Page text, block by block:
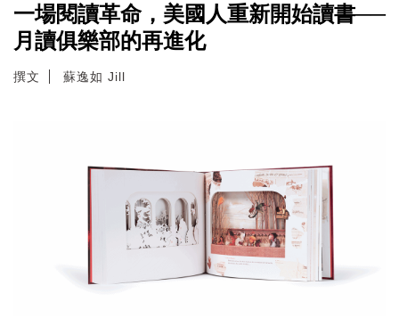
一場閱讀革命，美國人重新開始讀書──
月讀俱樂部的再進化
撰文 蘇逸如 Jill